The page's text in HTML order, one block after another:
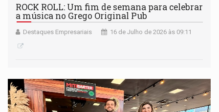
ROCK ROLL: Um fim de semana para celebrar
a música no Grego Original Pub
Destaques Empresariais 16 de Julho de 2026 às 09:11